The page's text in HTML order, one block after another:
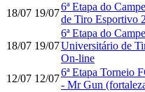
18/07 19/07
6ª Etapa do
de Tiro Esportivo
18/07 19/07
6ª Etapa do
Universitário de
On-line
12/07 12/07
6ª Etapa Torneio
- Mr Gun